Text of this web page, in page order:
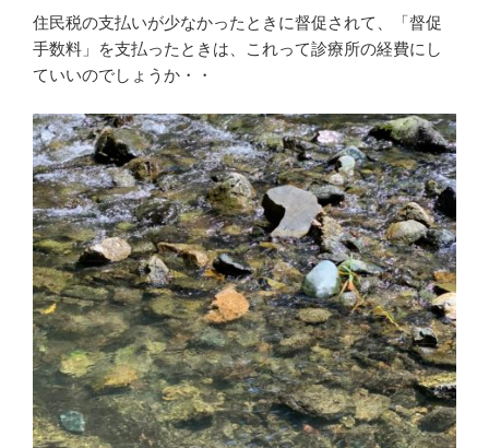
住民税の支払いが少なかったときに督促されて、「督促
手数料」を支払ったときは、これって診療所の経費にし
ていいのでしょうか・・